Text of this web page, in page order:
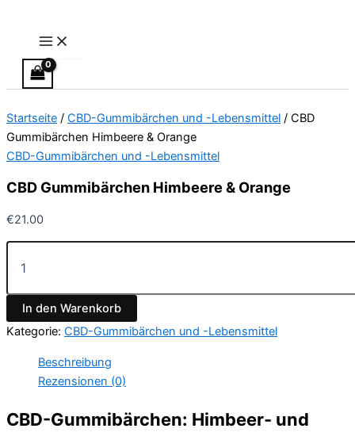
springen
Startseite / CBD-Gummibärchen und -Lebensmittel / CBD
Gummibärchen Himbeere & Orange
CBD-Gummibärchen und -Lebensmittel
CBD Gummibärchen Himbeere & Orange
€21.00
Himbeere
Orange
Menge
In den Warenkorb
Kategorie: CBD-Gummibärchen und -Lebensmittel
Beschreibung
Rezensionen (0)
CBD-Gummibärchen: Himbeer- und